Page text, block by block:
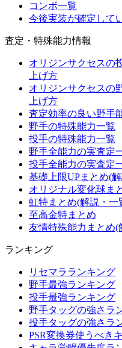
コンボ一覧
今後実装が確定して
査定・特殊能力情報
オリジンサクセスの
上げ方
オリジンサクセスの
上げ方
査定効率の良い野手
野手の特殊能力一覧
投手の特殊能力一覧
野手全能力の実査定
投手全能力の実査定
基礎上限UPまとめ(
オリジナル変化球ま
虹特まとめ(解説・一
至高金特まとめ
友情特殊能力まとめ(
ランキング
リセマラランキング
野手最強ランキング
投手最強ランキング
野手タッグの強さラ
投手タッグの強さラ
PSR変換券使うべき